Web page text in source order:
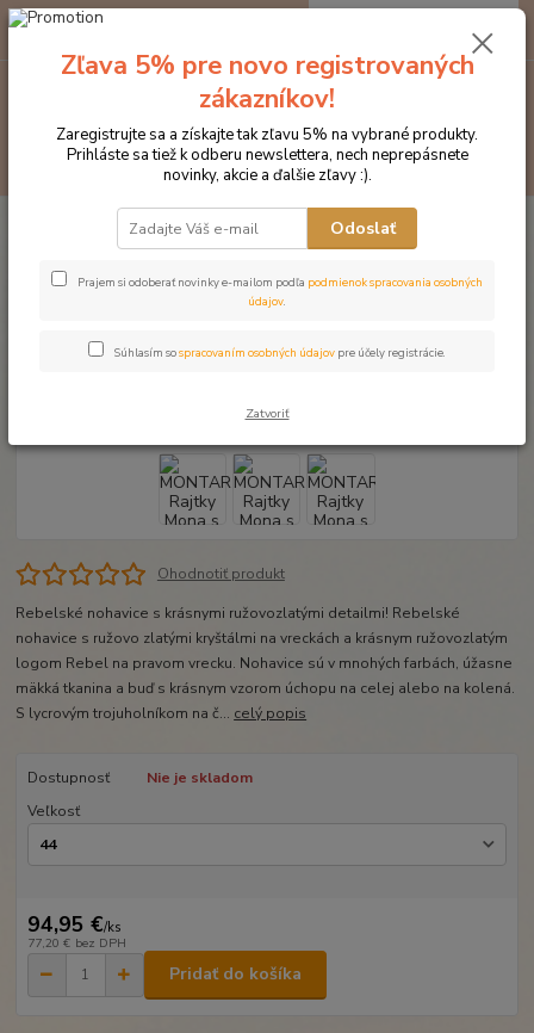
Hľadať
za0 €
Značka oblečenia MONTAR ZĽAVY!
Jazdecké nohavice
MONTAR Rajtky Mona s vysokým pásom šedé
MONTAR Rajtky Mona s vysokým
pásom šedé
Ohodnotiť produkt
Rebelské nohavice s krásnymi ružovozlatými detailmi! Rebelské
nohavice s ružovo zlatými kryštálmi na vreckách a krásnym ružovozlatým
logom Rebel na pravom vrecku. Nohavice sú v mnohých farbách, úžasne
mäkká tkanina a buď s krásnym vzorom úchopu na celej alebo na kolená.
S lycrovým trojuholníkom na č... celý popis
Dostupnosť
Nie je skladom
Veľkosť
94,95 €/ks
77,20 € bez DPH
Pridať do košíka
Zľava 5% pre novo registrovaných
zákazníkov!
Zaregistrujte sa a získajte tak zľavu 5% na vybrané produkty.
Prihláste sa tiež k odberu newslettera, nech neprepásnete
novinky, akcie a ďalšie zľavy :).
Odoslať
Prajem si odoberať novinky e-mailom podľa podmienok spracovania osobných
údajov.
Súhlasím sospracovaním osobných údajov pre účely registrácie.
Zatvoriť